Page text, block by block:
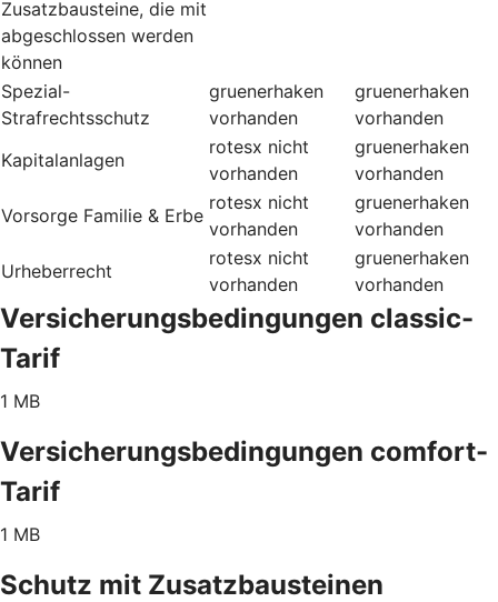
Zusatzbausteine, die mit
abgeschlossen werden
können
Spezial-
Strafrechtsschutz
gruenerhaken
vorhanden
gruenerhaken
vorhanden
Kapitalanlagen
rotesx nicht
vorhanden
gruenerhaken
vorhanden
Vorsorge Familie & Erbe
rotesx nicht
vorhanden
gruenerhaken
vorhanden
Urheberrecht
rotesx nicht
vorhanden
gruenerhaken
vorhanden
Versicherungsbedingungen classic-
Tarif
1 MB
Versicherungsbedingungen comfort-
Tarif
1 MB
Schutz mit Zusatzbausteinen